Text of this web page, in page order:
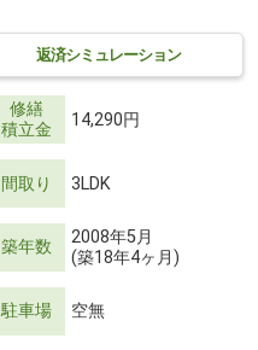
返済シミュレーション
修繕
積立金
14,290円
間取り 3LDK
築年数
2008年5月
(築18年4ヶ月)
駐車場 空無